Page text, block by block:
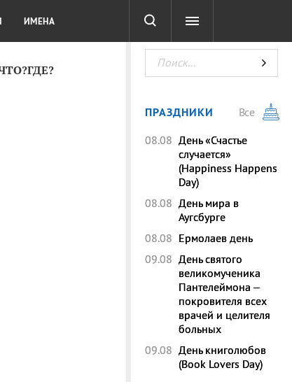
ТЕСТЫ
ИМЕНА
ПРАЗДНИКИ
Все
08.08 День «Счастье
случается»
(Happiness Happens
Day)
08.08 День мира в
Аугсбурге
08.08 Ермолаев день
09.08 День святого
великомученика
Пантелеймона –
покровителя всех
врачей и целителя
больных
09.08 День книголюбов
(Book Lovers Day)